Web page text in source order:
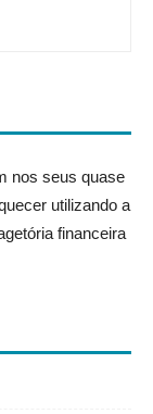
nos seus quase
utilizando a
financeira